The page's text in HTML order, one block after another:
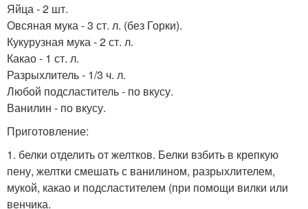
Яйца - 2 шт.
Овсяная мука - 3 ст. л. (без Горки).
Кукурузная мука - 2 ст. л.
Какао - 1 ст. л.
Разрыхлитель - 1/3 ч. л.
Любой подсластитель - по вкусу.
Ванилин - по вкусу.
Приготовление:
1. белки отделить от желтков. Белки взбить в крепкую
пену, желтки смешать с ванилином, разрыхлителем,
мукой, какао и подсластителем (при помощи вилки или
венчика.